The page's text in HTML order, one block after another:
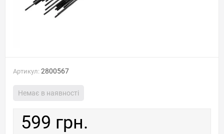
Артикул: 2800567
Немає в наявності
599 грн.